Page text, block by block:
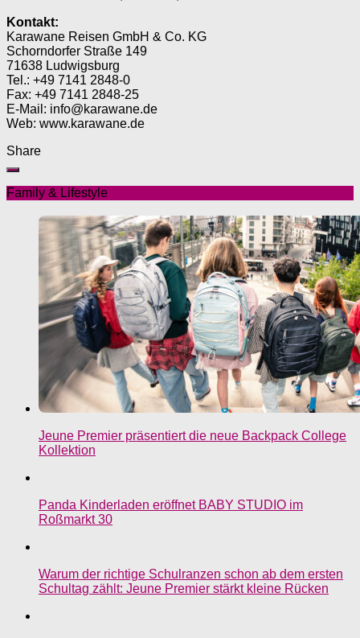
Kontakt:
Karawane Reisen GmbH & Co. KG
Schorndorfer Straße 149
71638 Ludwigsburg
Tel.: +49 7141 2848-0
Fax: +49 7141 2848-25
E-Mail: info@karawane.de
Web: www.karawane.de
Share
Family & Lifestyle
Jeune Premier präsentiert die neue Backpack College
Kollektion
Panda Kinderladen eröffnet BABY STUDIO im
Roßmarkt 30
Warum der richtige Schulranzen schon ab dem ersten
Schultag zählt: Jeune Premier stärkt kleine Rücken